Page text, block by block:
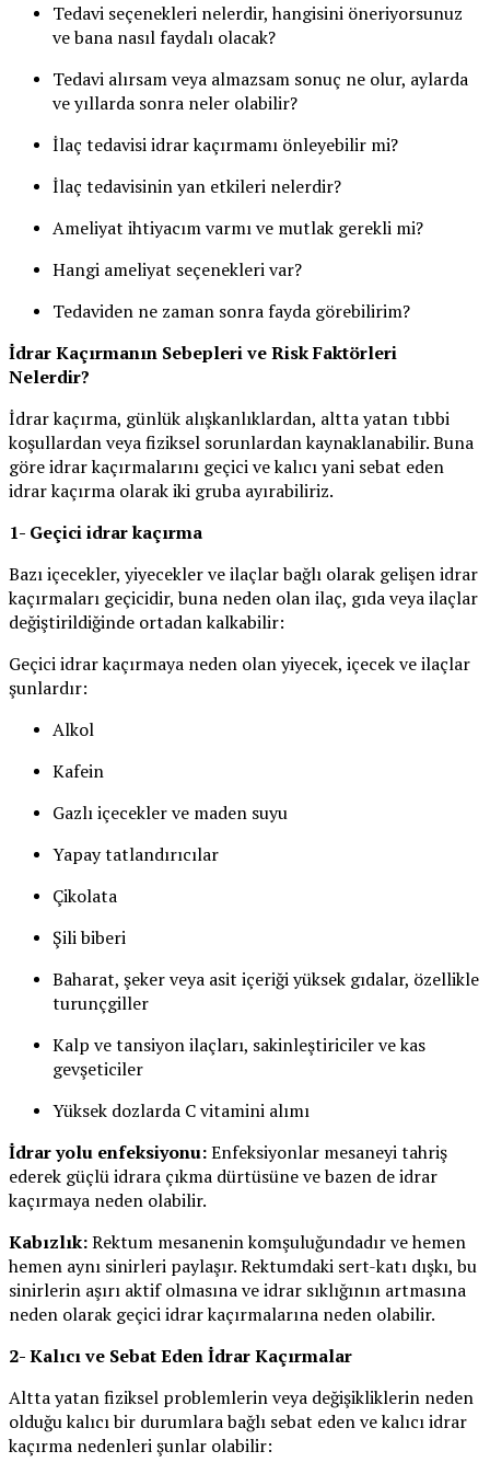
Tedavi seçenekleri nelerdir, hangisini öneriyorsunuz
ve bana nasıl faydalı olacak?
Tedavi alırsam veya almazsam sonuç ne olur, aylarda
ve yıllarda sonra neler olabilir?
İlaç tedavisi idrar kaçırmamı önleyebilir mi?
İlaç tedavisinin yan etkileri nelerdir?
Ameliyat ihtiyacım varmı ve mutlak gerekli mi?
Hangi ameliyat seçenekleri var?
Tedaviden ne zaman sonra fayda görebilirim?
İdrar Kaçırmanın Sebepleri ve Risk Faktörleri
Nelerdir?
İdrar kaçırma, günlük alışkanlıklardan, altta yatan tıbbi
koşullardan veya fiziksel sorunlardan kaynaklanabilir. Buna
göre idrar kaçırmalarını geçici ve kalıcı yani sebat eden
idrar kaçırma olarak iki gruba ayırabiliriz.
1- Geçici idrar kaçırma
Bazı içecekler, yiyecekler ve ilaçlar bağlı olarak gelişen idrar
kaçırmaları geçicidir, buna neden olan ilaç, gıda veya ilaçlar
değiştirildiğinde ortadan kalkabilir:
Geçici idrar kaçırmaya neden olan yiyecek, içecek ve ilaçlar
şunlardır:
Alkol
Kafein
Gazlı içecekler ve maden suyu
Yapay tatlandırıcılar
Çikolata
Şili biberi
Baharat, şeker veya asit içeriği yüksek gıdalar, özellikle
turunçgiller
Kalp ve tansiyon ilaçları, sakinleştiriciler ve kas
gevşeticiler
Yüksek dozlarda C vitamini alımı
İdrar yolu enfeksiyonu:Enfeksiyonlar mesaneyi tahriş
ederek güçlü idrara çıkma dürtüsüne ve bazen de idrar
kaçırmaya neden olabilir.
Kabızlık:Rektum mesanenin komşuluğundadır ve hemen
hemen aynı sinirleri paylaşır. Rektumdaki sert-katı dışkı, bu
sinirlerin aşırı aktif olmasına ve idrar sıklığının artmasına
neden olarak geçici idrar kaçırmalarına neden olabilir.
2- Kalıcı ve Sebat Eden İdrar Kaçırmalar
Altta yatan fiziksel problemlerin veya değişikliklerin neden
olduğu kalıcı bir durumlara bağlı sebat eden ve kalıcı idrar
kaçırma nedenleri şunlar olabilir: